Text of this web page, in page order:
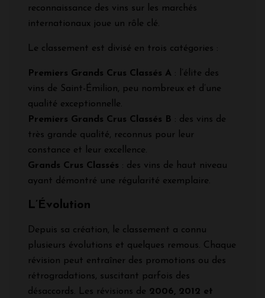
reconnaissance des vins sur les marchés
internationaux joue un rôle clé.
Le classement est divisé en trois catégories :
Premiers Grands Crus Classés A : l’élite des
vins de Saint-Émilion, peu nombreux et d’une
qualité exceptionnelle.
Premiers Grands Crus Classés B : des vins de
très grande qualité, reconnus pour leur
constance et leur excellence.
Grands Crus Classés : des vins de haut niveau
ayant démontré une régularité exemplaire.
L’Évolution
Depuis sa création, le classement a connu
plusieurs évolutions et quelques remous. Chaque
révision peut entraîner des promotions ou des
rétrogradations, suscitant parfois des
désaccords. Les révisions de 2006, 2012 et